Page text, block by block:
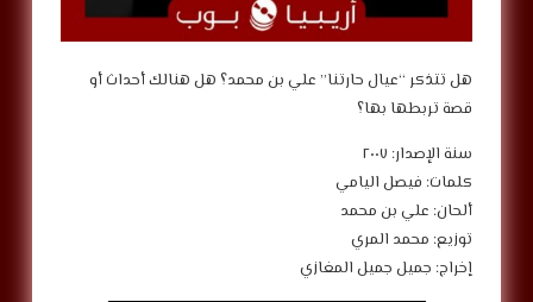
‎هل تتذكر “عيال حارتنا” علي بن محمد؟ هل هنالك أحداث أو
قصة تربطها بها؟